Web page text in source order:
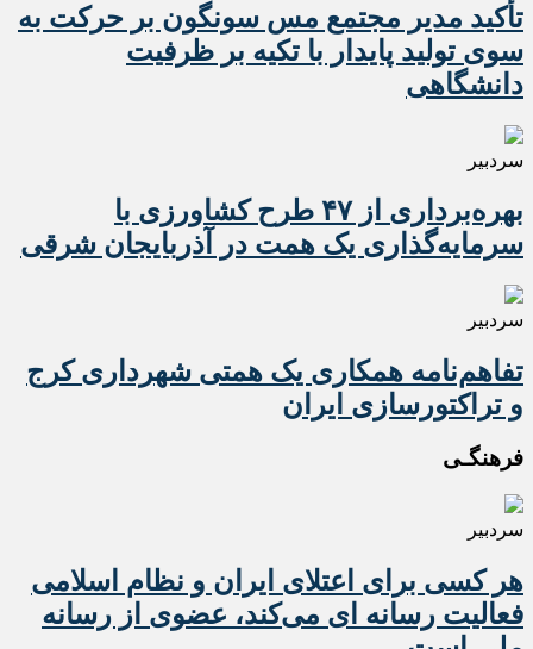
تأکید مدیر مجتمع مس سونگون بر حرکت به
سوی تولید پایدار با تکیه بر ظرفیت
دانشگاهی
سردبیر
بهره‌برداری از ۴۷ طرح کشاورزی با
سرمایه‌گذاری یک همت در آذربایجان شرقی
سردبیر
تفاهم‌نامه همکاری یک همتی شهرداری کرج
و تراکتورسازی ایران
فرهنگـی
سردبیر
هر کسی برای اعتلای ایران و نظام اسلامی
فعالیت رسانه ای می‌کند، عضوی از رسانه